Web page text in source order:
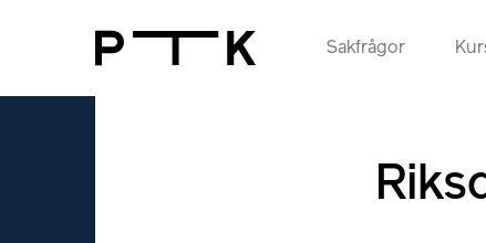
Sakfrågor